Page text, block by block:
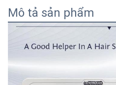
Mô tả sản phẩm